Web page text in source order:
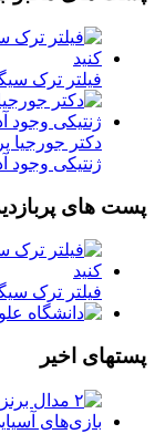
فیلتر ترک
دکتر جورجیا
ژنتیکی وجود
پست های
فیلتر ترک
پستهای اخیر